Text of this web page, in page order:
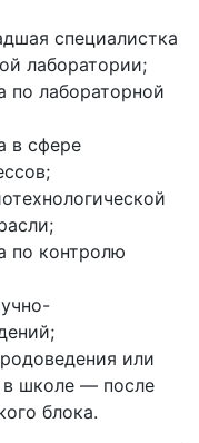
специалистка
лаборатории;
по лабораторной
в сфере
по контролю
или
в школе — после
блока.